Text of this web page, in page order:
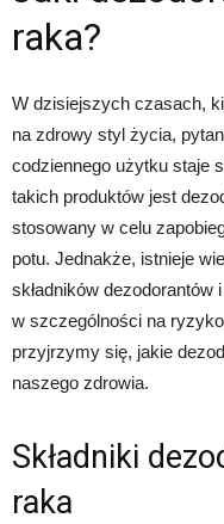
raka?
W dzisiejszych czasach,
na zdrowy styl życia,
codziennego użytku staje
takich produktów jest
stosowany w celu
potu. Jednakże, istnieje
składników dezodorantów
w szczególności na
przyjrzymy się, jakie
naszego zdrowia.
Składniki
raka